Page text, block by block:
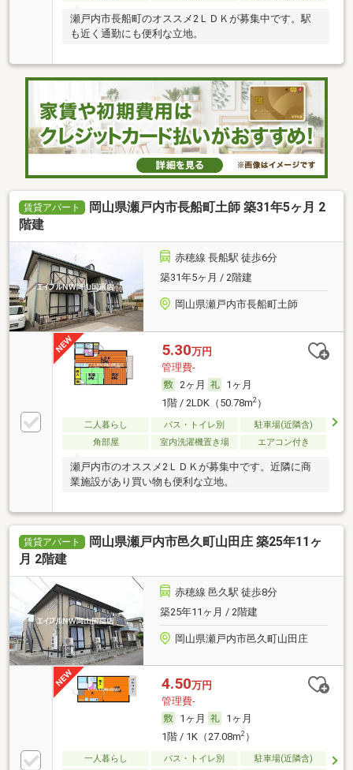
瀬戸内市長船町のオススメ2ＬＤＫが募集中です。駅
も近く通勤にも便利な立地。
賃貸アパート
岡山県瀬戸内市長船町土師 築31年5ヶ月 2
階建
赤穂線 長船駅 徒歩6分
築31年5ヶ月 / 2階建
岡山県瀬戸内市長船町土師
5.30万円
管理費-
2ヶ月
1ヶ月
1階 / 2LDK（50.78m2）
二人暮らし バス・トイレ別
駐車場(近隣含)
角部屋
室内洗濯機置き場 エアコン付き
瀬戸内市のオススメ2ＬＤＫが募集中です。近隣に商
業施設があり買い物も便利な立地。
賃貸アパート
岡山県瀬戸内市邑久町山田庄 築25年11ヶ
月 2階建
赤穂線 邑久駅 徒歩8分
築25年11ヶ月 / 2階建
岡山県瀬戸内市邑久町山田庄
4.50万円
管理費-
1ヶ月
1ヶ月
1階 / 1K（27.08m2）
一人暮らし バス・トイレ別 駐車場(近隣含)